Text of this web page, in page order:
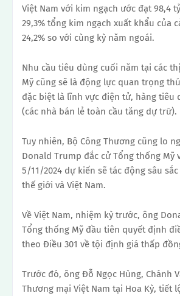
Việt Nam với kim ngạch ước đạt 98,4
29,3% tổng kim ngạch xuất khẩu của
24,2% so với cùng kỳ năm ngoái.
Nhu cầu tiêu dùng cuối năm tại các
Mỹ cũng sẽ là động lực quan trọng
đặc biệt là lĩnh vực điện tử, hàng tiêu
(các nhà bán lẻ toàn cầu tăng dự trữ).
Tuy nhiên, Bộ Công Thương cũng lo
Donald Trump đắc cử Tổng thống Mỹ
5/11/2024 dự kiến ​​sẽ tác động sâu
thế giới và Việt Nam.
Về Việt Nam, nhiệm kỳ trước, ông
Tổng thống Mỹ đầu tiên quyết định
theo Điều 301 về tội định giá thấp
Trước đó, ông Đỗ Ngọc Hùng, Chánh
Thương mại Việt Nam tại Hoa Kỳ, tiết